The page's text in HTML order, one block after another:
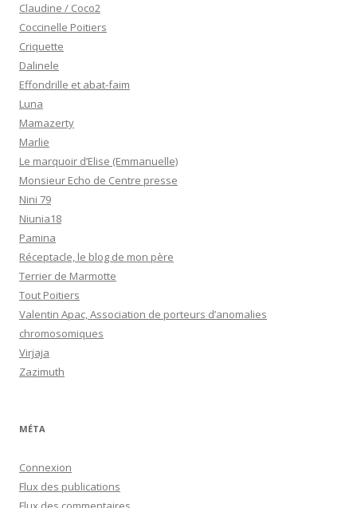
Claudine / Coco2
Coccinelle Poitiers
Criquette
Dalinele
Effondrille et abat-faim
Luna
Mamazerty
Marlie
Le marquoir d’Elise (Emmanuelle)
Monsieur Echo de Centre presse
Nini 79
Niunia18
Pamina
Réceptacle, le blog de mon père
Terrier de Marmotte
Tout Poitiers
Valentin Apac, Association de porteurs d’anomalies
chromosomiques
Virjaja
Zazimuth
MÉTA
Connexion
Flux des publications